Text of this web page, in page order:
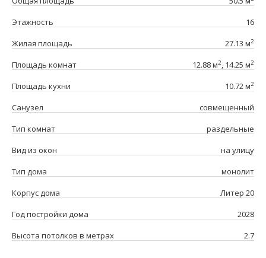
Этажность
16
Жилая площадь
27.13 м2
Площадь комнат 12.88 м2, 14.25 м2
Площадь кухни 10.72 м2
Санузел
совмещенный
Тип комнат
раздельные
Вид из окон
на улицу
Тип дома
монолит
Корпус дома
Литер 20
Год постройки дома
2028
Высота потолков в метрах
2.7